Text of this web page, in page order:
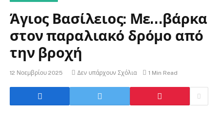
Άγιος Βασίλειος: Με…βάρκα
στον παραλιακό δρόμο από
την βροχή
12 Νοεμβρίου 2025 Δεν υπάρχουν Σχόλια 1 Min Read